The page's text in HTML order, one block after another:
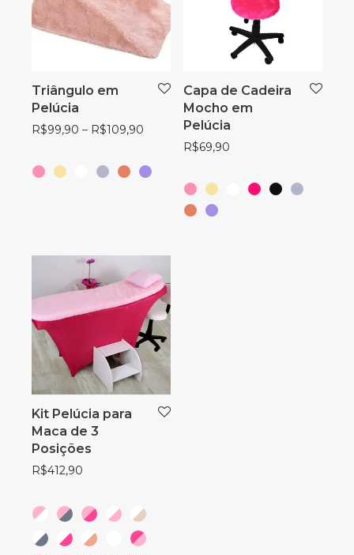
Triângulo em
Pelúcia
R$99,90 – R$109,90
Capa de Cadeira
Mocho em
Pelúcia
R$69,90
Kit Pelúcia para
Maca de 3
Posições
R$412,90